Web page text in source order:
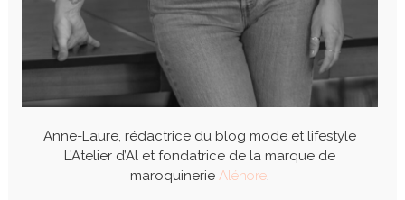
Anne-Laure, rédactrice du blog mode et lifestyle
L’Atelier d’Al et fondatrice de la marque de
maroquinerie Alénore.